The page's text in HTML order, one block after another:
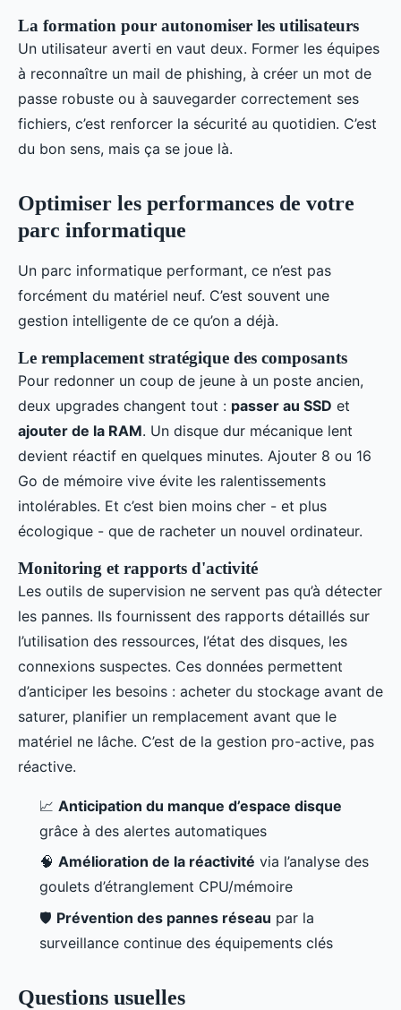
La formation pour autonomiser les utilisateurs
Un utilisateur averti en vaut deux. Former les équipes
à reconnaître un mail de phishing, à créer un mot de
passe robuste ou à sauvegarder correctement ses
fichiers, c’est renforcer la sécurité au quotidien. C’est
du bon sens, mais ça se joue là.
Optimiser les performances de votre
parc informatique
Un parc informatique performant, ce n’est pas
forcément du matériel neuf. C’est souvent une
gestion intelligente de ce qu’on a déjà.
Le remplacement stratégique des composants
Pour redonner un coup de jeune à un poste ancien,
deux upgrades changent tout : passer au SSD et
ajouter de la RAM. Un disque dur mécanique lent
devient réactif en quelques minutes. Ajouter 8 ou 16
Go de mémoire vive évite les ralentissements
intolérables. Et c’est bien moins cher - et plus
écologique - que de racheter un nouvel ordinateur.
Monitoring et rapports d'activité
Les outils de supervision ne servent pas qu’à détecter
les pannes. Ils fournissent des rapports détaillés sur
l’utilisation des ressources, l’état des disques, les
connexions suspectes. Ces données permettent
d’anticiper les besoins : acheter du stockage avant de
saturer, planifier un remplacement avant que le
matériel ne lâche. C’est de la gestion pro-active, pas
réactive.
📈 Anticipation du manque d’espace disque
grâce à des alertes automatiques
🧠 Amélioration de la réactivité via l’analyse des
goulets d’étranglement CPU/mémoire
🛡️ Prévention des pannes réseau par la
surveillance continue des équipements clés
Questions usuelles